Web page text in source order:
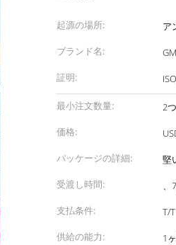
起源の場所:
ア
ブランド名:
証明:
最小注文数量:
2
価格:
パッケージの詳細:
堅
受渡し時間:
、
支払条件:
T/T
供給の能力:
1